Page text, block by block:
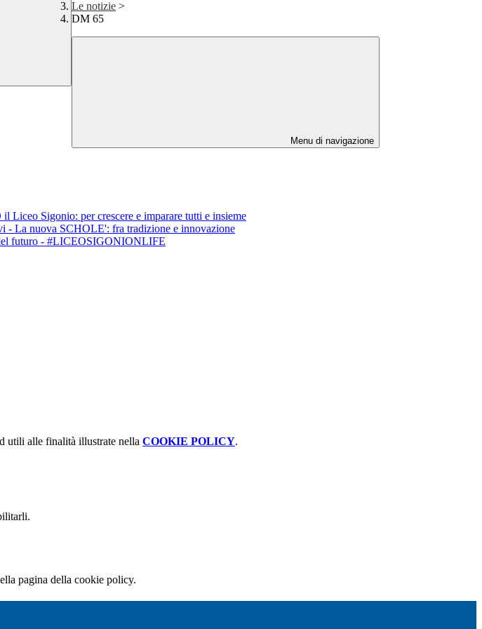
Le notizie >
DM 65
Menu di navigazione
Liceo Sigonio: per crescere e imparare tutti e insieme
- La nuova SCHOLE': fra tradizione e innovazione
futuro - #LICEOSIGONIONLIFE
utili alle finalità illustrate nella COOKIE POLICY.
pagina della cookie policy.